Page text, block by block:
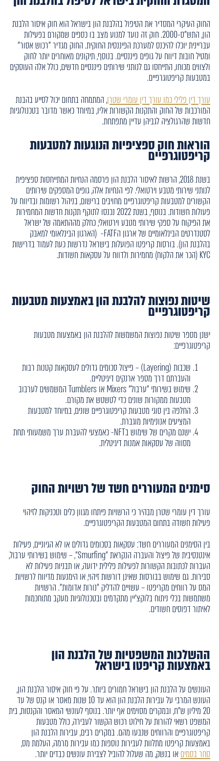
החוק העיקרי המסדיר את הטיפול בהלבנת הון בישראל הוא חוק איסור הלבנת
הון, התש"ס-2000. חוק זה נועד למנוע מצב בו כספים שמקורם בפעילות
עבריינית יוכלו להיכנס למערכת הפיננסית החוקית. החוק מגדיר "רכוש אסור"
ומטיל חובות דיווח על גופים פיננסיים. בנוסף, תיקונים מאוחרים יותר לחוק
ולצווים מכוחו, התייחסו גם לנותני שירותים פיננסיים חדשים, כולל אלה העוסקים
במטבעות קריפטוגרפיים.
עורך דין פלילי כמו עורך דין עומרי שטרן, המתמחה בתחום יכול לסייע בהבנת
המורכבות של החוק והתקנות הקשורות אליו, במיוחד כאשר מדובר בטכנולוגיות
חדשות שהרגולציה לגביהן עדיין מתפתחת.
הוראות חוק ספציפיות הנוגעות למטבעות
קריפטוגרפיים
בשנת 2018, הרשות לאיסור הלבנת הון פרסמה הנחיות המתייחסות ספציפית
לנותני שירותי מטבע וירטואלי. לפי הנחיות אלה, גופים המספקים שירותים
הקשורים למטבעות קריפטוגרפיים מחויבים ברישום, בניהול רשומות ובדיווח על
פעולות חשודות. בנוסף, בשנת 2022 נכנסו לתוקף תקנות חדשות המחמירות
את הפיקוח על ספקי שירותי מטבע וירטואלי, כחלק מההתאמה של ישראל
לסטנדרטים הבינלאומיים של ארגון הFATF- (הארגון הבינלאומי למאבק
בהלבנת הון). בורסות קריפטו הפועלות בישראל נדרשות כעת לעמוד בדרישות
KYC (הכר את הלקוח) מחמירות ולדווח על עסקאות חשודות.
שיטות נפוצות להלבנת הון באמצעות מטבעות
קריפטוגרפיים
ישנן מספר שיטות נפוצות המשמשות להלבנת הון באמצעות מטבעות
קריפטוגרפיים:
שכבות (Layering) – פיצול סכומים גדולים לעסקאות קטנות רבות
והעברתם דרך מספר ארנקים דיגיטליים.
שימוש בשירותי "ערבול" Mixers או Tumblers המשמשים לערבוב
מטבעות ממקורות שונים כדי לטשטש את מקורם.
החלפה בין סוגי מטבעות קריפטוגרפיים שונים, במיוחד למטבעות
המציעים אנונימיות מוגברת.
ישנם מקרים של שימוש בNFT- כאמצעי להעברת ערך משמעותי תחת
מסווה של עסקאות אמנות דיגיטלית.
סימנים המעוררים חשד של רשויות החוק
עורך דין עומרי שטרן מבהיר כי הרשויות פיתחו מגוון כלים וטכניקות לזיהוי
פעילות חשודה בתחום המטבעות הקריפטוגרפיים.
בין הסימנים המעוררים חשד: עסקאות בסכומים גדולים או לא הגיוניים, פעילות
אינטנסיבית של פיצול והעברה הנקראת "Smurfing", – שימוש בשירותי ערבול,
העברות לכתובות הקשורות לפעילות פלילית ידועה, או תבניות פעילות לא
סבירות. גם שימוש בבורסות שאינן דורשות זיהוי, או הימנעות מדיווח לרשויות
המס על רווחים מקריפטו – עשויים להדליק "נורות אדומות". הרשויות
משתמשות בכלי ניתוח בלוקצ'יין מתקדמים ובטכנולוגיות מעקב מתוחכמות
לאיתור דפוסים חשודים.
ההשלכות המשפטיות של הלבנת הון
באמצעות קריפטו בישראל
העונשים על הלבנת הון בישראל חמורים ביותר. על פי חוק איסור הלבנת הון,
העונש המרבי על עבירות הלבנת הון הוא עד 10 שנות מאסר או קנס של עד
20 מיליון ש"ח, ובמקרים מסוימים אף יותר. בנוסף לעונשי המאסר והקנסות, בית
המשפט רשאי להורות על חילוט רכוש הקשור לעבירה, כולל מטבעות
קריפטוגרפיים והרווחים שנבעו מהם. במקרים רבים, עבירות הלבנת הון
באמצעות קריפטו מתלוות לעבירות נוספות כמו עבירות מרמה, העלמת מס,
סחר בסמיםאו בנשק, מה שעלול להוביל לצבירת עונשים כבדים יותר.